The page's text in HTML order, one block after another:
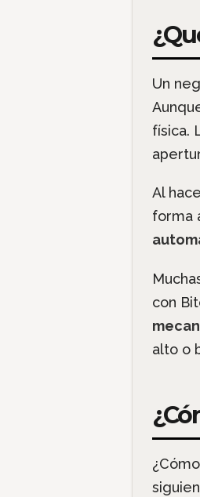
Un
física.
Al
forma
con
alto o